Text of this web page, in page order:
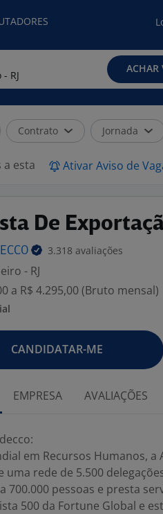
ACHAR
Contrato Jornada
esta Ativar Aviso de
De
3.318 avaliações
- RJ
a R$ 4.295,00 (Bruto mensal)
CANDIDATAR-ME
EMPRESA AVALIAÇÕES
em Recursos Humanos, a
uma rede de 5.500
700.000 pessoas e presta
500 da Fortune Global e